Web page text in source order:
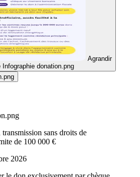
Agrandir
Infographie donation.png
sans droits de
de 100 000 €
2026